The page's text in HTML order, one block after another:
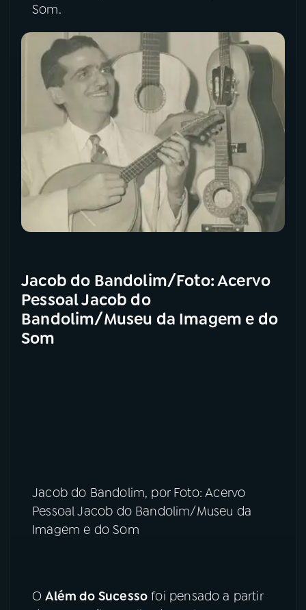
Som.
Jacob do Bandolim/Foto: Acervo
Pessoal Jacob do
Bandolim/Museu da Imagem e do
Som
Jacob do Bandolim, por Foto: Acervo
Pessoal Jacob do Bandolim/Museu da
Imagem e do Som
OAlém do Sucesso foi pensado a partir